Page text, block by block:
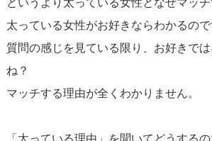
質問者様は「ならなぜダイエットしない
聞くのでしょうか？
そのやりとりの先に何を求めているの
マッチングアプリは第三者から見た相手
トを指摘したり正す場所ではありません
というより太っている女性となぜマッ
太っている女性がお好きならわかるので
質問の感じを見ている限り、お好きで
ね？
マッチする理由が全くわかりません。